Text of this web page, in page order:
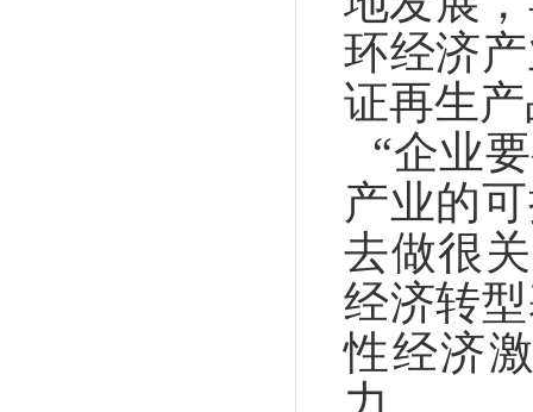
环经济
证再生
“企业
产业的
去做很
经济转
性经济